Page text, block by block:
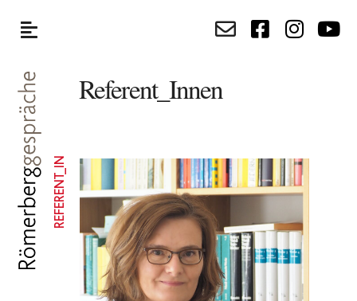
Referent_Innen
REFERENT_IN